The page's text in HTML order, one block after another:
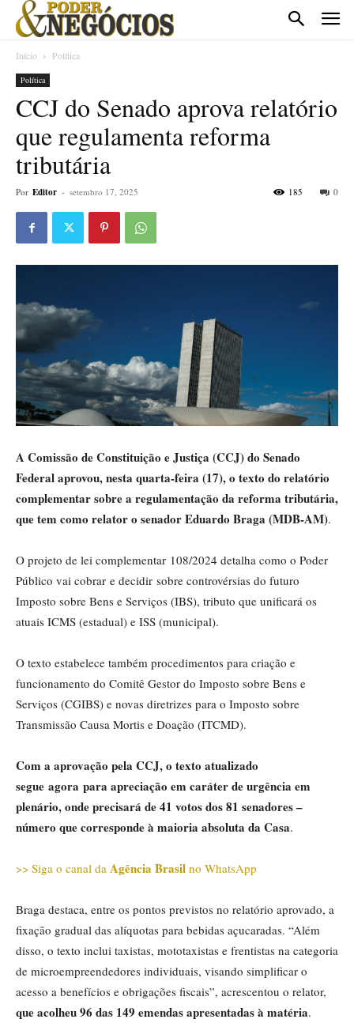
Início Política
Política
CCJ do Senado aprova relatório
que regulamenta reforma
tributária
Por Editor - setembro 17, 2025 0
185
A Comissão de Constituição e Justiça (CCJ) do Senado
Federal aprovou, nesta quarta-feira (17), o texto do relatório
complementar sobre a regulamentação da reforma tributária,
que tem como relator o senador Eduardo Braga (MDB-AM).
O projeto de lei complementar 108/2024 detalha como o Poder
Público vai cobrar e decidir sobre controvérsias do futuro
Imposto sobre Bens e Serviços (IBS), tributo que unificará os
atuais ICMS (estadual) e ISS (municipal).
O texto estabelece também procedimentos para criação e
funcionamento do Comitê Gestor do Imposto sobre Bens e
Serviços (CGIBS) e novas diretrizes para o Imposto sobre
Transmissão Causa Mortis e Doação (ITCMD).
Com a aprovação pela CCJ, o texto atualizado
segue agora para apreciação em caráter de urgência em
plenário, onde precisará de 41 votos dos 81 senadores –
número que corresponde à maioria absoluta da Casa.
>> Siga o canal da Agência Brasil no WhatsApp
Braga destaca, entre os pontos previstos no relatório aprovado, a
fixação gradual das alíquotas para bebidas açucaradas. “Além
disso, o texto inclui taxistas, mototaxistas e frentistas na categoria
de microempreendedores individuais, visando simplificar o
acesso a benefícios e obrigações fiscais”, acrescentou o relator,
que acolheu 96 das 149 emendas apresentadas à matéria.